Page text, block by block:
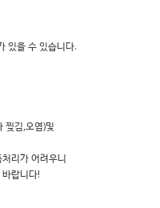
있을 수 있습니다.
찢김,오염)및
리가 어려우니
랍니다!